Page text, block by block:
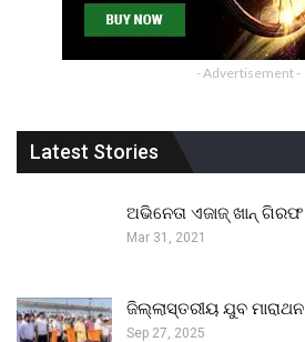
- Advertisement -
Latest Stories
ଅଭିନେତା ଏଜାଜ୍ ଖାନ୍ ଗିରଫ
Mar 31, 2021
ଜିଲ୍ଲାସ୍ତରୀୟ ଯୁବ ମାରାଥନ
Sep 27, 2025